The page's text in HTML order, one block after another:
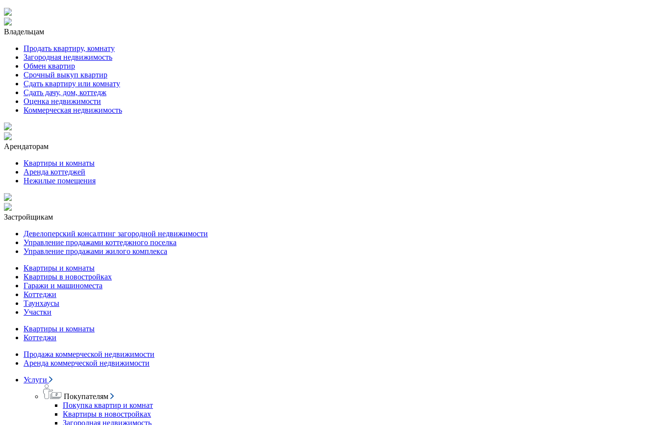
Владельцам
Продать квартиру, комнату
Загородная недвижимость
Обмен квартир
Срочный выкуп квартир
Сдать квартиру или комнату
Сдать дачу, дом, коттедж
Оценка недвижимости
Коммерческая недвижимость
Арендаторам
Квартиры и комнаты
Аренда коттеджей
Нежилые помещения
Застройщикам
Девелоперский консалтинг загородной недвижимости
Управление продажами коттеджного поселка
Управление продажами жилого комплекса
Квартиры и комнаты
Квартиры в новостройках
Гаражи и машиноместа
Коттеджи
Таунхаусы
Участки
Квартиры и комнаты
Коттеджи
Продажа коммерческой недвижимости
Аренда коммерческой недвижимости
Услуги
Покупателям
Покупка квартир и комнат
Квартиры в новостройках
Загородная недвижимость